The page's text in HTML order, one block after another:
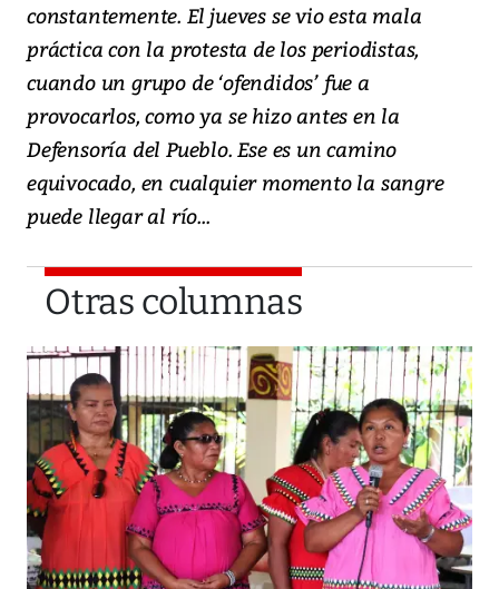
constantemente. El jueves se vio esta mala
práctica con la protesta de los periodistas,
cuando un grupo de ‘ofendidos’ fue a
provocarlos, como ya se hizo antes en la
Defensoría del Pueblo. Ese es un camino
equivocado, en cualquier momento la sangre
puede llegar al río...
Otras columnas